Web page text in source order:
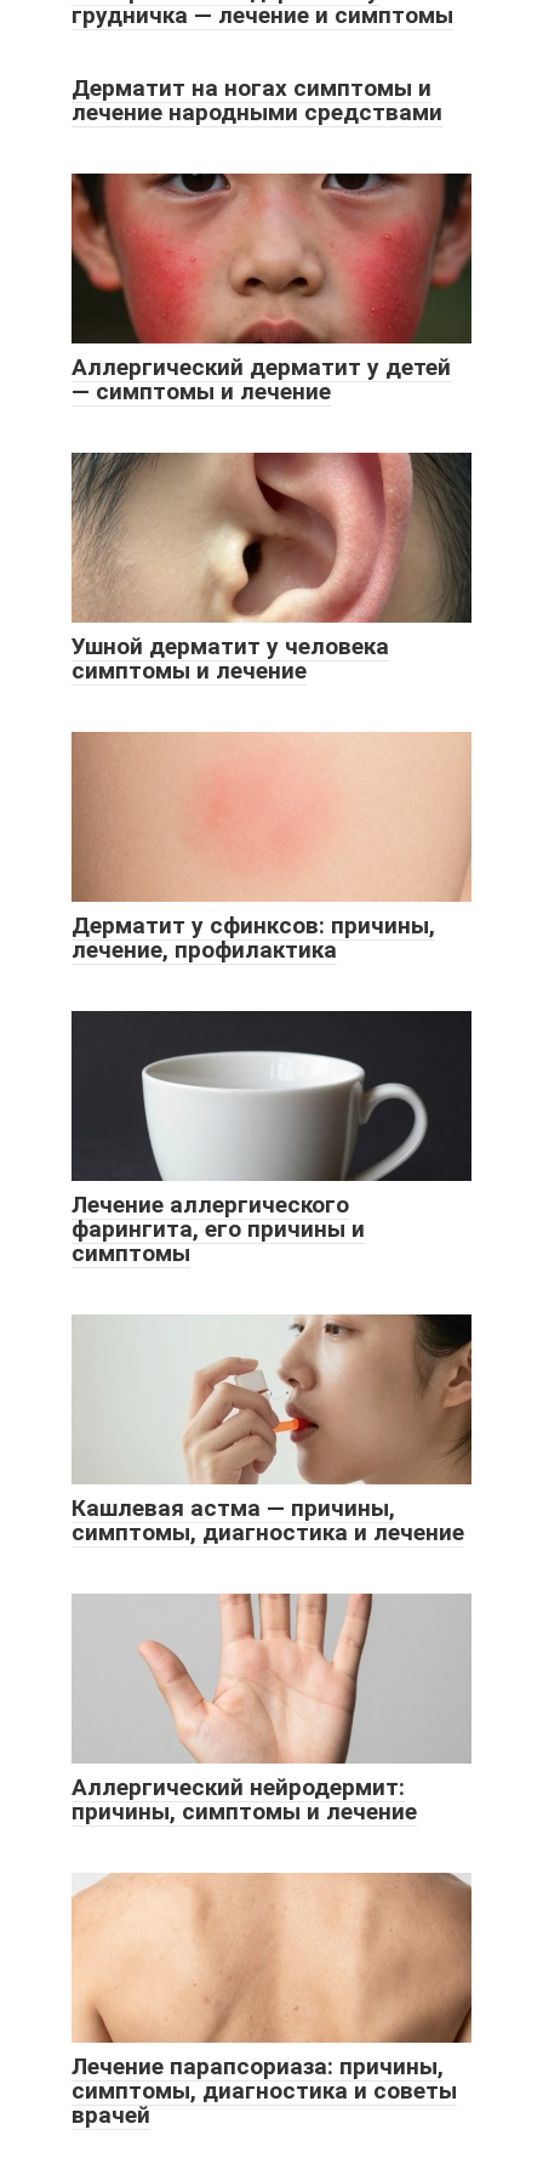
грудничка — лечение и симптомы
Дерматит на ногах симптомы и
лечение народными средствами
Аллергический дерматит у детей
— симптомы и лечение
Ушной дерматит у человека
симптомы и лечение
Дерматит у сфинксов: причины,
лечение, профилактика
Лечение аллергического
фарингита, его причины и
симптомы
Кашлевая астма — причины,
симптомы, диагностика и лечение
Аллергический нейродермит:
причины, симптомы и лечение
Лечение парапсориаза: причины,
симптомы, диагностика и советы
врачей